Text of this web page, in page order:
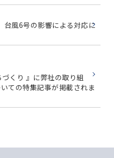
台風6号の影響による対応に
くり 』に弊社の取り組
ての特集記事が掲載されま